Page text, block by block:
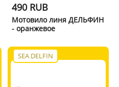
490 RUB
Мотовило линя ДЕЛЬФИН
- оранжевое
SEA DELFIN